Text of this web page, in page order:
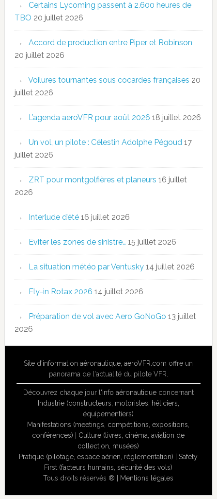
Certains Lycoming passent à 2.600 heures de
TBO 20 juillet 2026
Accord de production entre Piper et Robinson
20 juillet 2026
Voilures tournantes sous cocardes françaises 20
juillet 2026
L’agenda aeroVFR pour août 2026 18 juillet 2026
Un vol, un pilote : Célestin Adolphe Pégoud 17
juillet 2026
ZRT pour montgolfières et planeurs 16 juillet
2026
Interlude d’été 16 juillet 2026
Eviter les zones de sinistre… 15 juillet 2026
La situation météo par Ventusky 14 juillet 2026
Fly-in Rotax 2026 14 juillet 2026
Préparation de vol avec Aero GoNoGo 13 juillet
2026
Site d'information aéronautique,aeroVFR.com offre un
panorama de l'actualité du pilote VFR.
Découvrez chaque jour l'info aéronautiqueconcernant
Industrie (constructeurs, motoristes, héliciers,
équipementiers)
Manifestations (meetings, compétitions, expositions,
conférences)
Culture (livres, cinéma, aviation de
collection, musées)
Pratique (pilotage, espace aérien, réglementation) |Safety
First (facteurs humains, sécurité des vols)
Tous droits réservés ® | Mentions légales